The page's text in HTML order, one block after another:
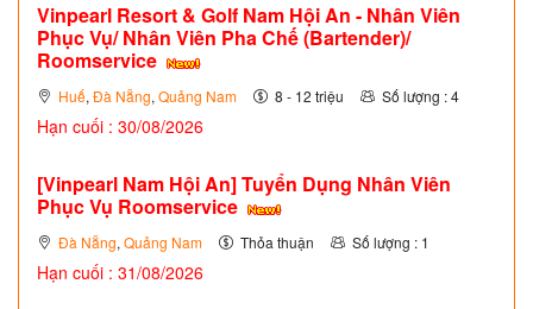
Vinpearl Resort & Golf Nam Hội An - Nhân Viên
Phục Vụ/ Nhân Viên Pha Chế (Bartender)/
Roomservice
Huế, Đà Nẵng, Quảng Nam 8 - 12 triệu Số lượng : 4
Hạn cuối : 30/08/2026
[Vinpearl Nam Hội An] Tuyển Dụng Nhân Viên
Phục Vụ Roomservice
Đà Nẵng, Quảng Nam Thỏa thuận Số lượng : 1
Hạn cuối : 31/08/2026